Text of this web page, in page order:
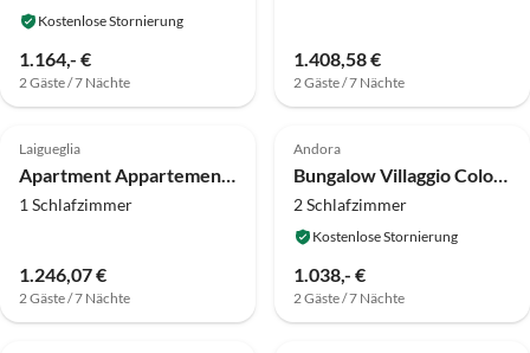
Kostenlose Stornierung
1.164,- €
2 Gäste / 7 Nächte
1.408,58 €
2 Gäste / 7 Nächte
Laigueglia
1 Schlafzimmer
1.246,07 €
2 Gäste / 7 Nächte
Top-Inserat
Andora
2 Schlafzimmer
Kostenlose Stornierung
1.038,- €
2 Gäste / 7 Nächte
Top-Inserat